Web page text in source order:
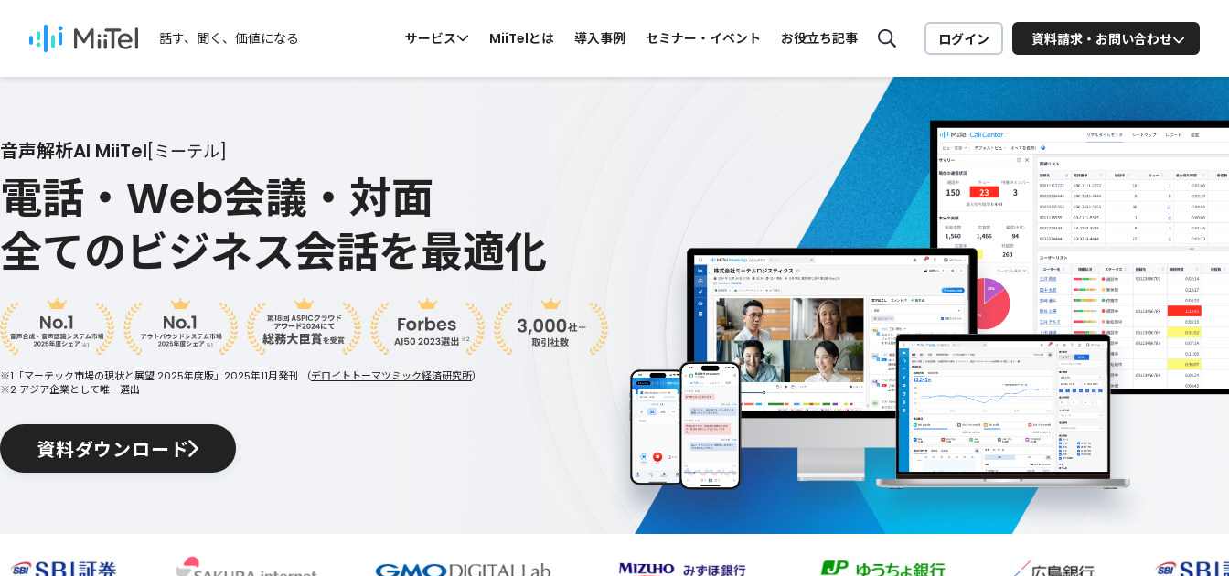
話す、聞く、価値になる サービス
MiiTelのサービス
MiiTel Phone
MiiTel Meetings
MiiTel Call Center
MiiTel Incoming
Webhook
セールス向け
テレアポ・営業電話
対面営業・窓口業務
スーパーバイザー支援
カスタマーサポート向け
お問い合わせ窓口業務
MiiTel ONLINE SEMINAR
MiiTelの活用法や営業に役立
つ
セミナーを配信中
詳細を見る
MiiTelとは 導入事例 セミナー・イベント お役立ち記事 ログイン 資料請求・お問い合わせ
営業ノウハウを学びたい
電話営業・インサイドセールのノウハウ
資料をダウンロードいただけます。
MiiTelのサービスについて知りたい
各サービスの機能、導入効果などの資料
をご準備しております。
資料ダウンロード
お問い合わせはこちら
サービスに関するお問い合わせはこちら
お問い合わせ
音声解析AI MiiTel [ミーテル]
電話・Web会議・対面
全てのビジネス会話を最適化
※1「マーテック市場の現状と展望 2025年度版」2025年11月発刊 （デロイトトーマツミック経済研究所）
※2 アジア企業として唯一選出
資料ダウンロード